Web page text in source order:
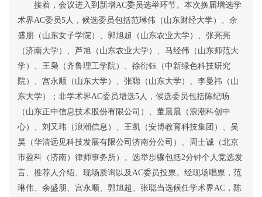
接着，会议进入到新增AC委员选举环节。本次换届增选学
术界AC委员5人，候选委员包括范琳伟（山东财经大学）、余
盛朋（山东女子学院）、郭旭超（山东农业大学）、张亮亮
（济南大学）、芦旭（山东农业大学）、马经伟（山东师范大
学）、王枭（齐鲁理工学院）、徐衍钰（中新绿色科技研究
院）、宫永顺（山东大学）、张聪（山东大学）、李曼祎（山
东大学）；非学术界AC委员增选5人，候选委员包括陈纪旸
（山东正中信息技术股份有限公司）、董晨晨（浪潮科创中
心）、刘又玮（浪潮信息）、王凯（安博教育科技集团）、吴
昊（华清远见科技发展有限公司济南分公司）、周士诚（北京
市盈科（济南）律师事务所）。选举步骤包括2分钟个人竞选发
言、推荐人介绍、现场质询以及AC委员投票。经现场唱票，范
琳伟、余盛朋、宫永顺、郭旭超、张聪当选候任学术界AC ，陈